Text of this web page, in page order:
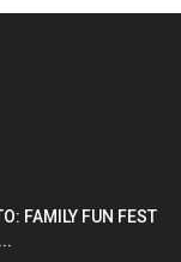
FAMILY FUN FEST